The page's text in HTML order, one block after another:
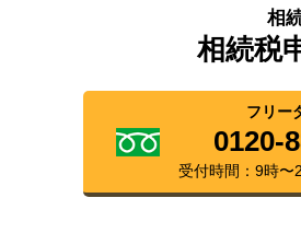
相
相続税
フリー
0120-
受付時間：9時〜